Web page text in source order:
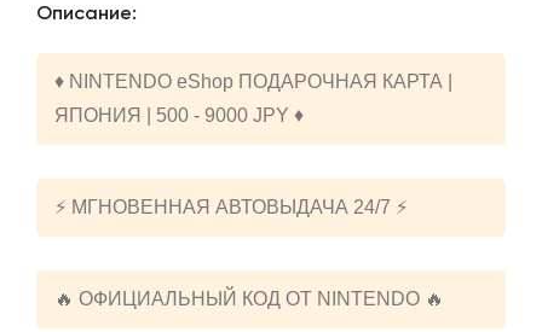
Описание:
♦️ NINTENDO eShop ПОДАРОЧНАЯ КАРТА |
ЯПОНИЯ | 500 - 9000 JPY ♦️
⚡️ МГНОВЕННАЯ АВТОВЫДАЧА 24/7 ⚡️
🔥 ОФИЦИАЛЬНЫЙ КОД ОТ NINTENDO 🔥